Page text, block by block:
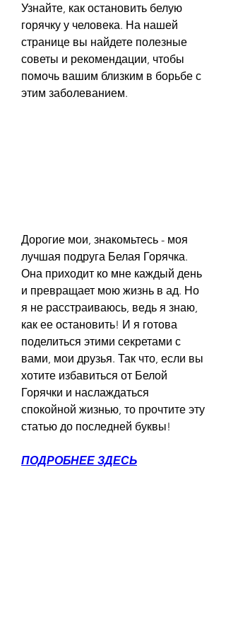
Узнайте, как остановить белую
горячку у человека. На нашей
странице вы найдете полезные
советы и рекомендации, чтобы
помочь вашим близким в борьбе с
этим заболеванием.
Дорогие мои, знакомьтесь - моя
лучшая подруга Белая Горячка.
Она приходит ко мне каждый день
и превращает мою жизнь в ад. Но
я не расстраиваюсь, ведь я знаю,
как ее остановить! И я готова
поделиться этими секретами с
вами, мои друзья. Так что, если вы
хотите избавиться от Белой
Горячки и наслаждаться
спокойной жизнью, то прочтите эту
статью до последней буквы!
ПОДРОБНЕЕ ЗДЕСЬ